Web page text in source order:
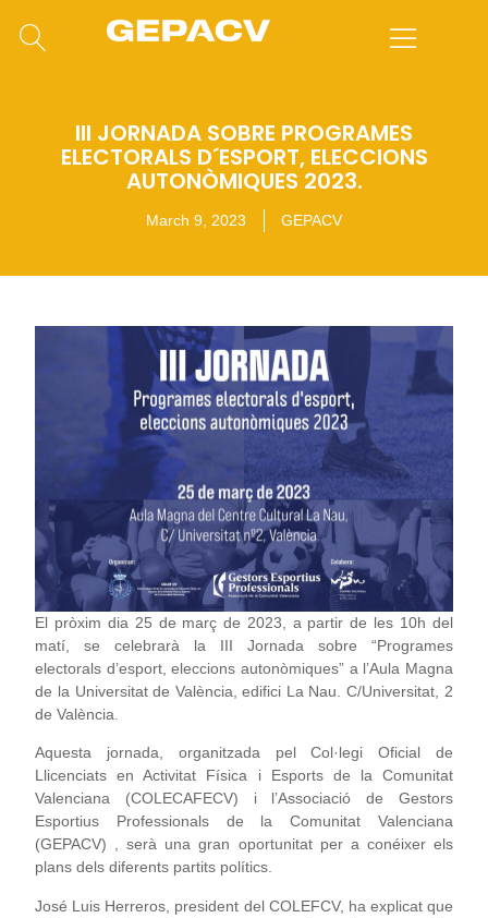
III JORNADA SOBRE PROGRAMES
ELECTORALS D´ESPORT, ELECCIONS
AUTONÒMIQUES 2023.
March 9, 2023 GEPACV
El pròxim dia 25 de març de 2023, a partir de les 10h del
matí, se celebrarà la III Jornada sobre “Programes
electorals d’esport, eleccions autonòmiques” a l’Aula Magna
de la Universitat de València, edifici La Nau. C/Universitat, 2
de València.
Aquesta jornada, organitzada pel Col·legi Oficial de
Llicenciats en Activitat Física i Esports de la Comunitat
Valenciana (COLECAFECV) i l’Associació de Gestors
Esportius Professionals de la Comunitat Valenciana
(GEPACV) , serà una gran oportunitat per a conéixer els
plans dels diferents partits polítics.
José Luis Herreros, president del COLEFCV, ha explicat que